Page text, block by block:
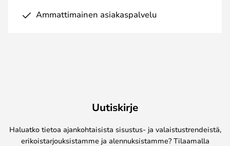
Ammattimainen asiakaspalvelu
Uutiskirje
Haluatko tietoa ajankohtaisista sisustus- ja valaistustrendeistä,
erikoistarjouksistamme ja alennuksistamme? Tilaamalla